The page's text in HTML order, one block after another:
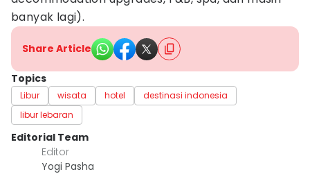
banyak lagi).
Share Article
Topics
Libur wisata hotel
destinasi indonesia
libur lebaran
Editorial Team
Editor
Yogi Pasha